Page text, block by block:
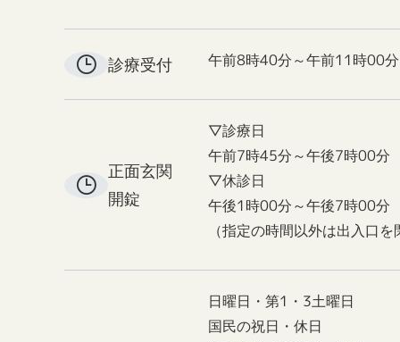
診療受付 午前8時40分～午前11時00分
正面玄関
開錠
▽診療日
午前7時45分～午後7時00分
▽休診日
午後1時00分～午後7時00分
（指定の時間以外は出入口を
日曜日・第1・3土曜日
国民の祝日・休日